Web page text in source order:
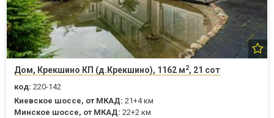
Дом, Крекшино КП (д.Крекшино), 1162 м2, 21 сот
код: 220-142
Киевское шоссе, от МКАД: 21+4 км
Минское шоссе, от МКАД: 22+2 км